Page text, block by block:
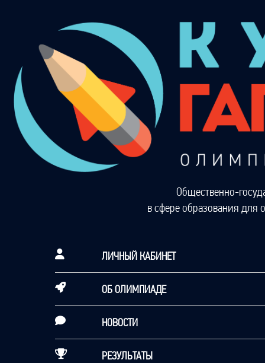
Общественно-
в сфере образования для
ЛИЧНЫЙ КАБИНЕТ
ОБ ОЛИМПИАДЕ
НОВОСТИ
РЕЗУЛЬТАТЫ